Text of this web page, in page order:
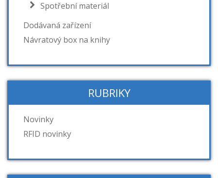
Spotřební materiál
Dodávaná zařízení
Návratový box na knihy
RUBRIKY
Novinky
RFID novinky